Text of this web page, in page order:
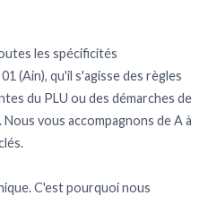
les spécificités
(Ain), qu'il s'agisse des règles
du PLU ou des démarches de
vous accompagnons de A à
C'est pourquoi nous